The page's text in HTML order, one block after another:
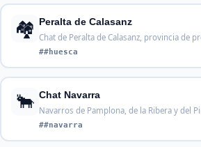
🏘️ Peralta de Calasanz
Chat de Peralta de Calasanz, provincia de
##huesca
🐂 Chat Navarra
Navarros de Pamplona, de la Ribera y del
##navarra